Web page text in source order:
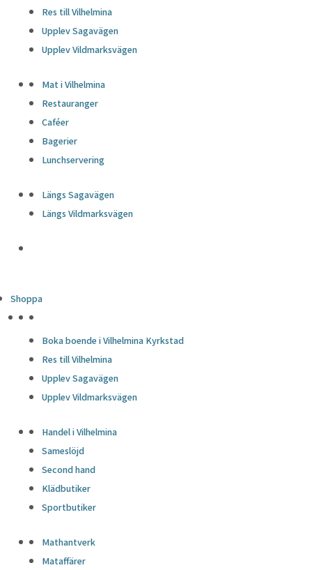
Res till Vilhelmina
Upplev Sagavägen
Upplev Vildmarksvägen
Mat i Vilhelmina
Restauranger
Caféer
Bagerier
Lunchservering
Längs Sagavägen
Längs Vildmarksvägen
Shoppa
Boka boende i Vilhelmina Kyrkstad
Res till Vilhelmina
Upplev Sagavägen
Upplev Vildmarksvägen
Handel i Vilhelmina
Sameslöjd
Second hand
Klädbutiker
Sportbutiker
Mathantverk
Mataffärer